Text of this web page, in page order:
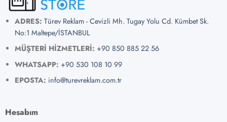
ADRES: Türev Reklam - Cevizli Mh. Tugay Yolu Cd. Kümbet Sk.
No:1 Maltepe/İSTANBUL
MÜŞTERİ HİZMETLERİ: +90 850 885 22 56
WHATSAPP: +90 530 108 10 99
EPOSTA: info@turevreklam.com.tr
Hesabım